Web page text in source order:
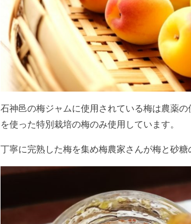
石神邑の梅ジャムに使用されている梅は農薬
を使った特別栽培の梅のみ使用しています。
丁寧に完熟した梅を集め梅農家さんが梅と砂糖